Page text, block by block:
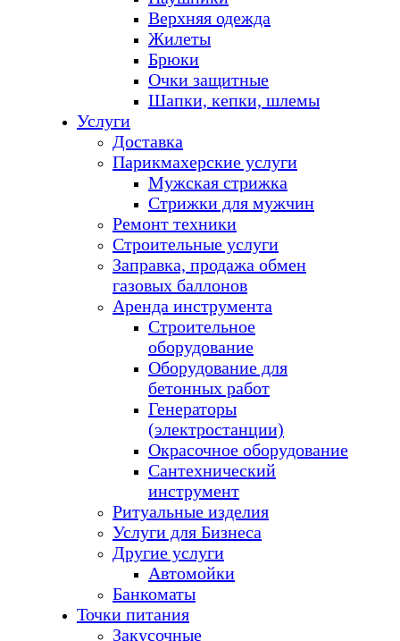
Верхняя одежда
Жилеты
Брюки
Очки защитные
Шапки, кепки, шлемы
Услуги
Доставка
Парикмахерские услуги
Мужская стрижка
Стрижки для мужчин
Ремонт техники
Строительные услуги
Заправка, продажа обмен
газовых баллонов
Аренда инструмента
Строительное
оборудование
Оборудование для
бетонных работ
Генераторы
(электростанции)
Окрасочное оборудование
Сантехнический
инструмент
Ритуальные изделия
Услуги для Бизнеса
Другие услуги
Автомойки
Банкоматы
Точки питания
Закусочные